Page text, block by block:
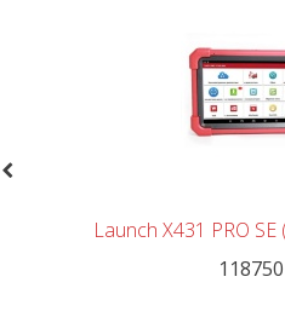
Launch X431 PRO